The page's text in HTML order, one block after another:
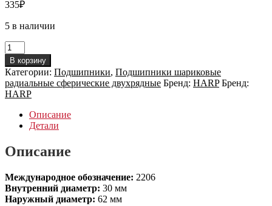
335₽
5 в наличии
Количество
товара
Подшипник
1506
(2206)
HARP
В корзину
Категории: Подшипники, Подшипники шариковые
радиальные сферические двухрядные Бренд: HARP Бренд:
HARP
Описание
Детали
Описание
Международное обозначение: 2206
Внутренний диаметр: 30 мм
Наружный диаметр: 62 мм